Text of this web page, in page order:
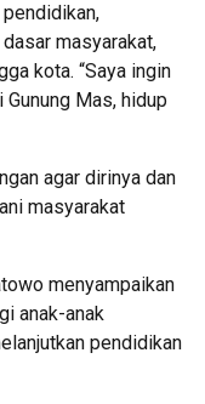
masyarakat,
kota. “Saya ingin
Mas, hidup
agar dirinya dan
masyarakat
menyampaikan
anak-anak
pendidikan